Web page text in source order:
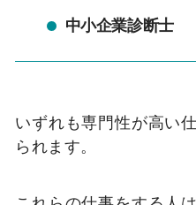
中小企業診断士
いずれも専門性が高い
られます。